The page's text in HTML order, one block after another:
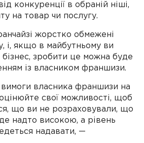
конкуренції в обраній ніші,
на товар чи послугу.
жорстко обмежені
і, якщо в майбутньому ви
бізнес, зробити це можна буде
із власником франшизи.
власника франшизи на
свої можливості, щоб
що ви не розраховували, що
надто високою, а рівень
надавати, —